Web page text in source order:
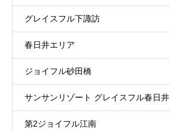
グレイスフル下諏訪
春日井エリア
ジョイフル砂田橋
サンサンリゾート グレイスフル春日井
第2ジョイフル江南